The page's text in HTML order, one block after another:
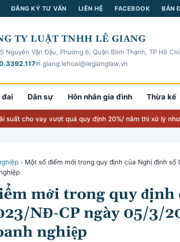
ĐĂNG KÝ TƯ VẤN LIÊN HỆ FACEBOOK BẢN
TY LUẬT TNHH LÊ GIANG
Nguyễn Văn Đậu, Phường 6, Quận Bình Thạnh, TP Hồ
✉ giang.lehoai@legianglaw.vn
đai Dân sự Hôn nhân gia đình Thừa kế
vay vượt quá quy định 20%/ năm thì xử lý như thế
› Một số điểm mới trong quy định của Nghị định
mới trong quy
NĐ-CP ngày 05/3/
nghiệp